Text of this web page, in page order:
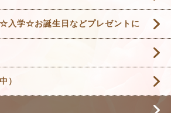
入学☆お誕生日などプレゼントに
）